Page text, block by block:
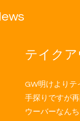
テイクア
GW明けよりテ
手探りですが
ウーバーなん